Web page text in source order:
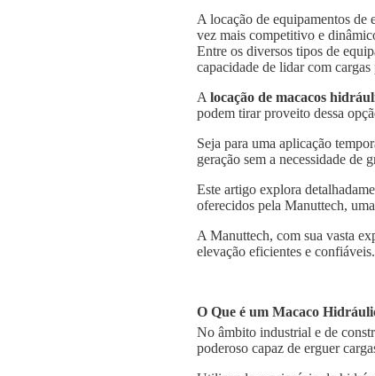
A locação de equipamentos de
vez mais competitivo e
Entre os diversos tipos de
capacidade de lidar com
A locação de macacos
podem tirar proveito dessa
Seja para uma aplicação
geração sem a necessidade de
Este artigo explora
oferecidos pela Manuttech,
A Manuttech, com sua vasta
elevação eficientes e confiáveis.
O Que é um Macaco
No âmbito industrial e de
poderoso capaz de erguer